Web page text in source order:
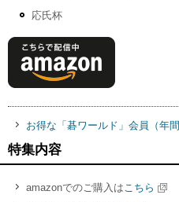
応氏杯
お得な「碁ワールド」会員（年
特集内容
amazonでのご購入は こちら